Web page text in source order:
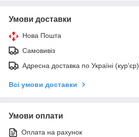
Умови доставки
Нова Пошта
Самовивіз
Адресна доставка по Україні (кур'єр)
Всі умови доставки
Умови оплати
Оплата на рахунок